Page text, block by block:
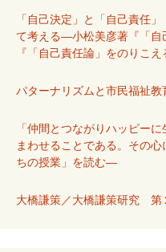
「自己決定」と「自己責任
て考える―小松美彦著『「自
『「自己責任論」をのりこ
パターナリズムと市民福祉教
「仲間とつながりハッピー
まわせることである。その
ちの授業」を読む―
大橋謙策／大橋謙策研究 第